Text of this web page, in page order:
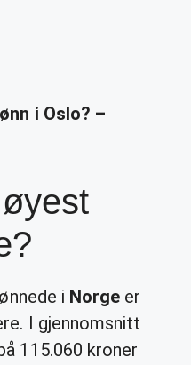
i Oslo? –
i Norgeer
I gjennomsnitt
115.060 kroner